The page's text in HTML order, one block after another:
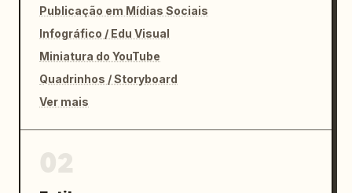
Publicação em Mídias Sociais
Infográfico / Edu Visual
Miniatura do YouTube
Quadrinhos / Storyboard
Ver mais